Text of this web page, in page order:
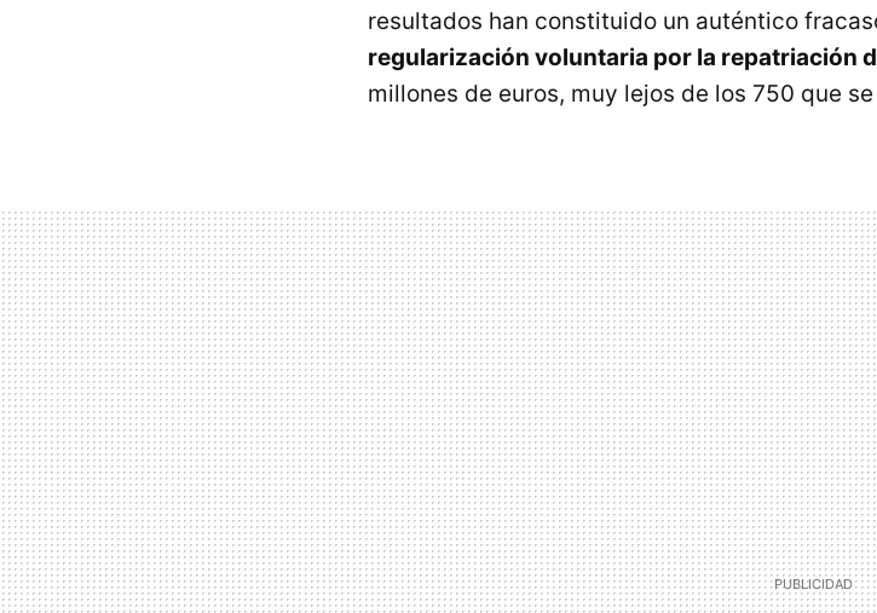
resultados han constituido un auténtico
regularización voluntaria por la repatriación
millones de euros, muy lejos de los 750 que